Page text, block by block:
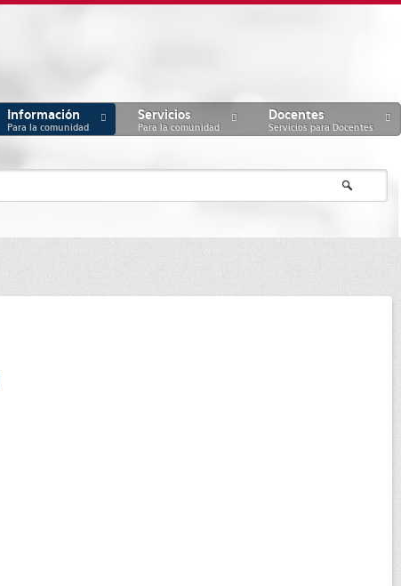
Información
Para la comunidad
Servicios
Para la comunidad
Docentes
Servicios para Docentes